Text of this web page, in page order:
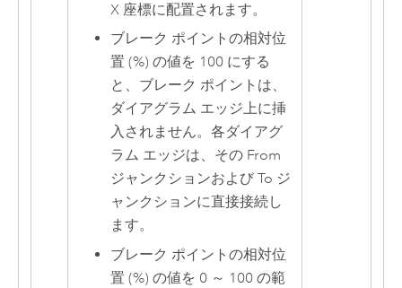
X 座標に配置されます。
ブレーク ポイントの相対位
置 (%) の値を 100 にする
と、ブレーク ポイントは、
ダイアグラム エッジ上に挿
入されません。各ダイアグ
ラム エッジは、その From
ジャンクションおよび To ジ
ャンクションに直接接続し
ます。
ブレーク ポイントの相対位
置 (%) の値を 0 ～ 100 の範